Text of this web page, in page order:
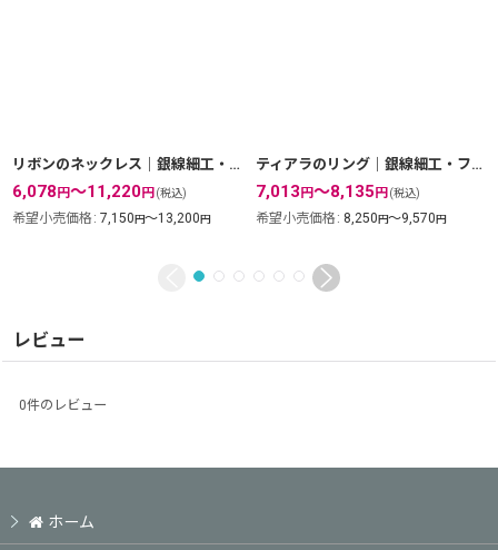
リボンのネックレス｜銀線細工・フィリグリーの透かしが美しいゴールドネックレス【金属アレルギーの方にも配慮したニッケルフリー】
6,078 円～11,220円 (税込)
希望小売価格 : 7,150円～13,200円
ティアラのリング｜銀線細工・フィリグリーの透かしで王冠を表現したゴールドリング【金属アレルギーの方に配慮したニッケルフリー加工】
7,013 円～8,135 円 (税込)
希望小売価格 : 8,250円～9,570円
レビュー
0件のレビュー
ホーム